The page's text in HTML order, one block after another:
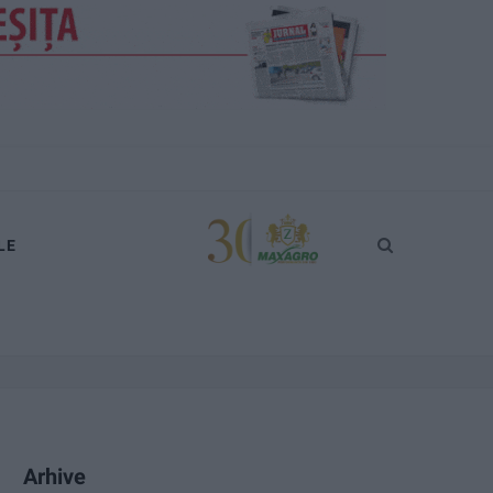
Arhive